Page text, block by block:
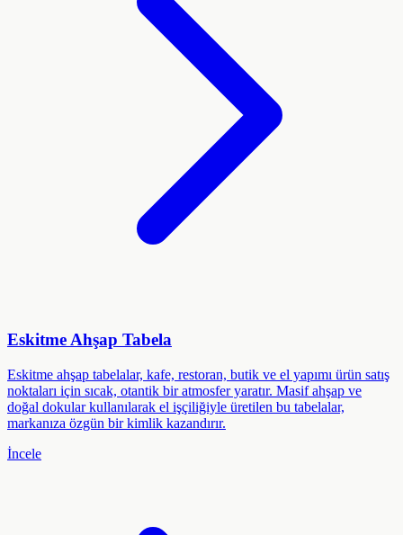
Eskitme Ahşap Tabela
Eskitme ahşap tabelalar, kafe, restoran, butik ve el yapımı ürün satış
noktaları için sıcak, otantik bir atmosfer yaratır. Masif ahşap ve
doğal dokular kullanılarak el işçiliğiyle üretilen bu tabelalar,
markanıza özgün bir kimlik kazandırır.
İncele